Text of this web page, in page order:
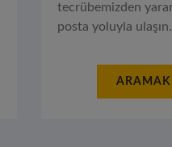
tecrübemizden
posta yoluyla ulaşın.
ARAMAK